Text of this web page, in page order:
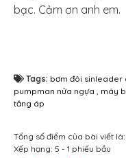
bạc. Cảm ơn anh em.
Tags: bơm đôi sinleader
pumpman nửa ngựa
máy
tăng áp
Tổng số điểm của bài viết
Xếp hạng: 5 - 1 phiếu bầu